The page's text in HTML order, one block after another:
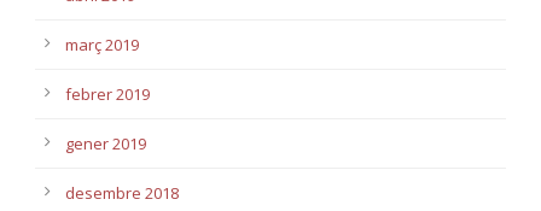
març 2019
febrer 2019
gener 2019
desembre 2018